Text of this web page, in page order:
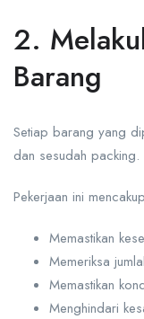
2.
Barang
Setiap barang yang
dan sesudah packing.
Pekerjaan ini
Memastikan
Memeriksa
Memastikan
Menghindari